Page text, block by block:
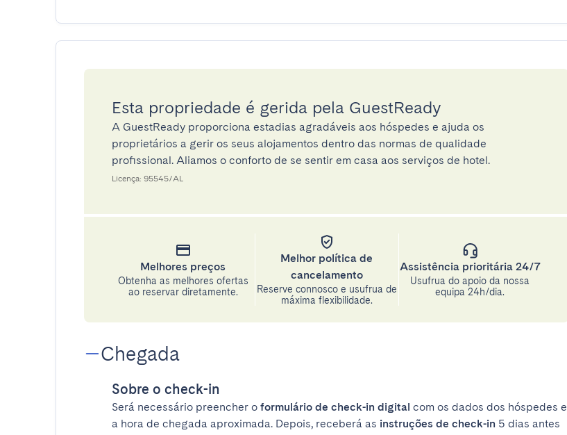
Esta propriedade é gerida pela GuestReady
A GuestReady proporciona estadias agradáveis aos hóspedes e ajuda os
proprietários a gerir os seus alojamentos dentro das normas de qualidade
profissional. Aliamos o conforto de se sentir em casa aos serviços de hotel.
Licença: 95545/AL
Melhores preços
Obtenha as melhores ofertas
ao reservar diretamente.
Melhor política de
cancelamento
Reserve connosco e usufrua de
máxima flexibilidade.
Assistência prioritária 24/7
Usufrua do apoio da nossa
equipa 24h/dia.
Chegada
Sobre o check-in
Será necessário preencher o formulário de check-in digital com os dados dos hóspedes e
a hora de chegada aproximada. Depois, receberá as instruções de check-in 5 dias antes